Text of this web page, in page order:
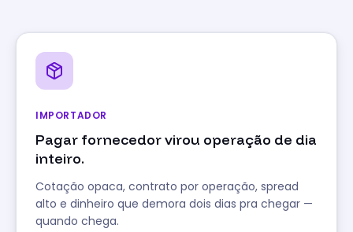
IMPORTADOR
Pagar fornecedor virou operação de dia
inteiro.
Cotação opaca, contrato por operação, spread
alto e dinheiro que demora dois dias pra chegar —
quando chega.